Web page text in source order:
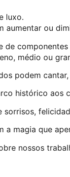
luxo.
aumentar ou
de componentes
médio ou
podem
histórico aos
sorrisos,
a magia que
nossos